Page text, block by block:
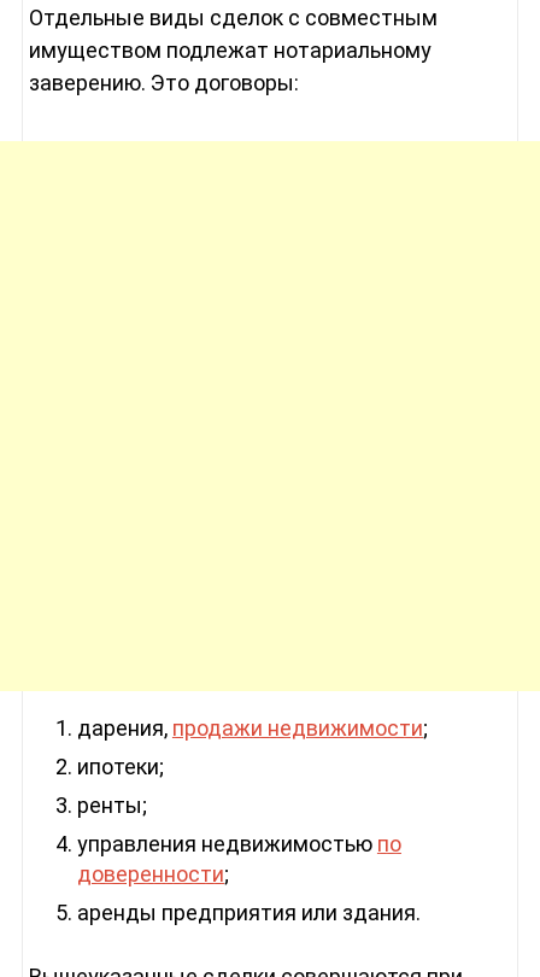
Отдельные виды сделок с совместным
имуществом подлежат нотариальному
заверению. Это договоры:
дарения, продажи недвижимости;
ипотеки;
ренты;
управления недвижимостью по
доверенности;
аренды предприятия или здания.